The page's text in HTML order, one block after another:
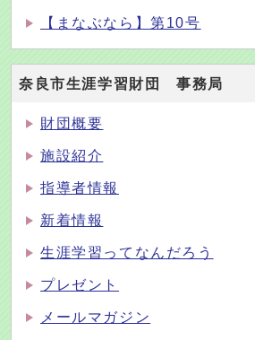
【まなぶなら】第10号
奈良市生涯学習財団 事務局
財団概要
施設紹介
指導者情報
新着情報
生涯学習ってなんだろう
プレゼント
メールマガジン